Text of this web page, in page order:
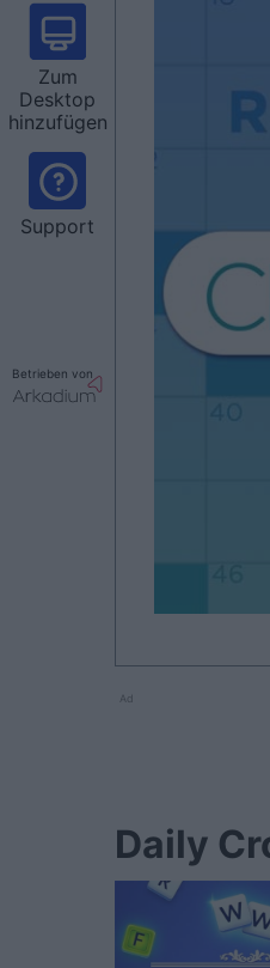
Zum
Desktop
hinzufügen
Support
Betrieben von
Ad
Daily